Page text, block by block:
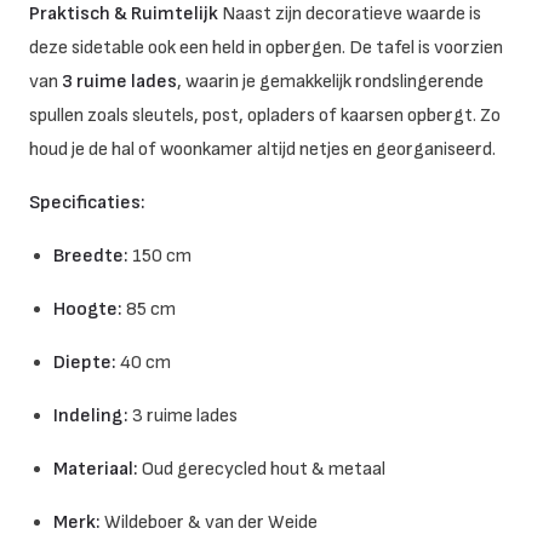
Praktisch & Ruimtelijk Naast zijn decoratieve waarde is
deze sidetable ook een held in opbergen. De tafel is voorzien
van 3 ruime lades, waarin je gemakkelijk rondslingerende
spullen zoals sleutels, post, opladers of kaarsen opbergt. Zo
houd je de hal of woonkamer altijd netjes en georganiseerd.
Specificaties:
Breedte: 150 cm
Hoogte: 85 cm
Diepte: 40 cm
Indeling: 3 ruime lades
Materiaal: Oud gerecycled hout & metaal
Merk: Wildeboer & van der Weide